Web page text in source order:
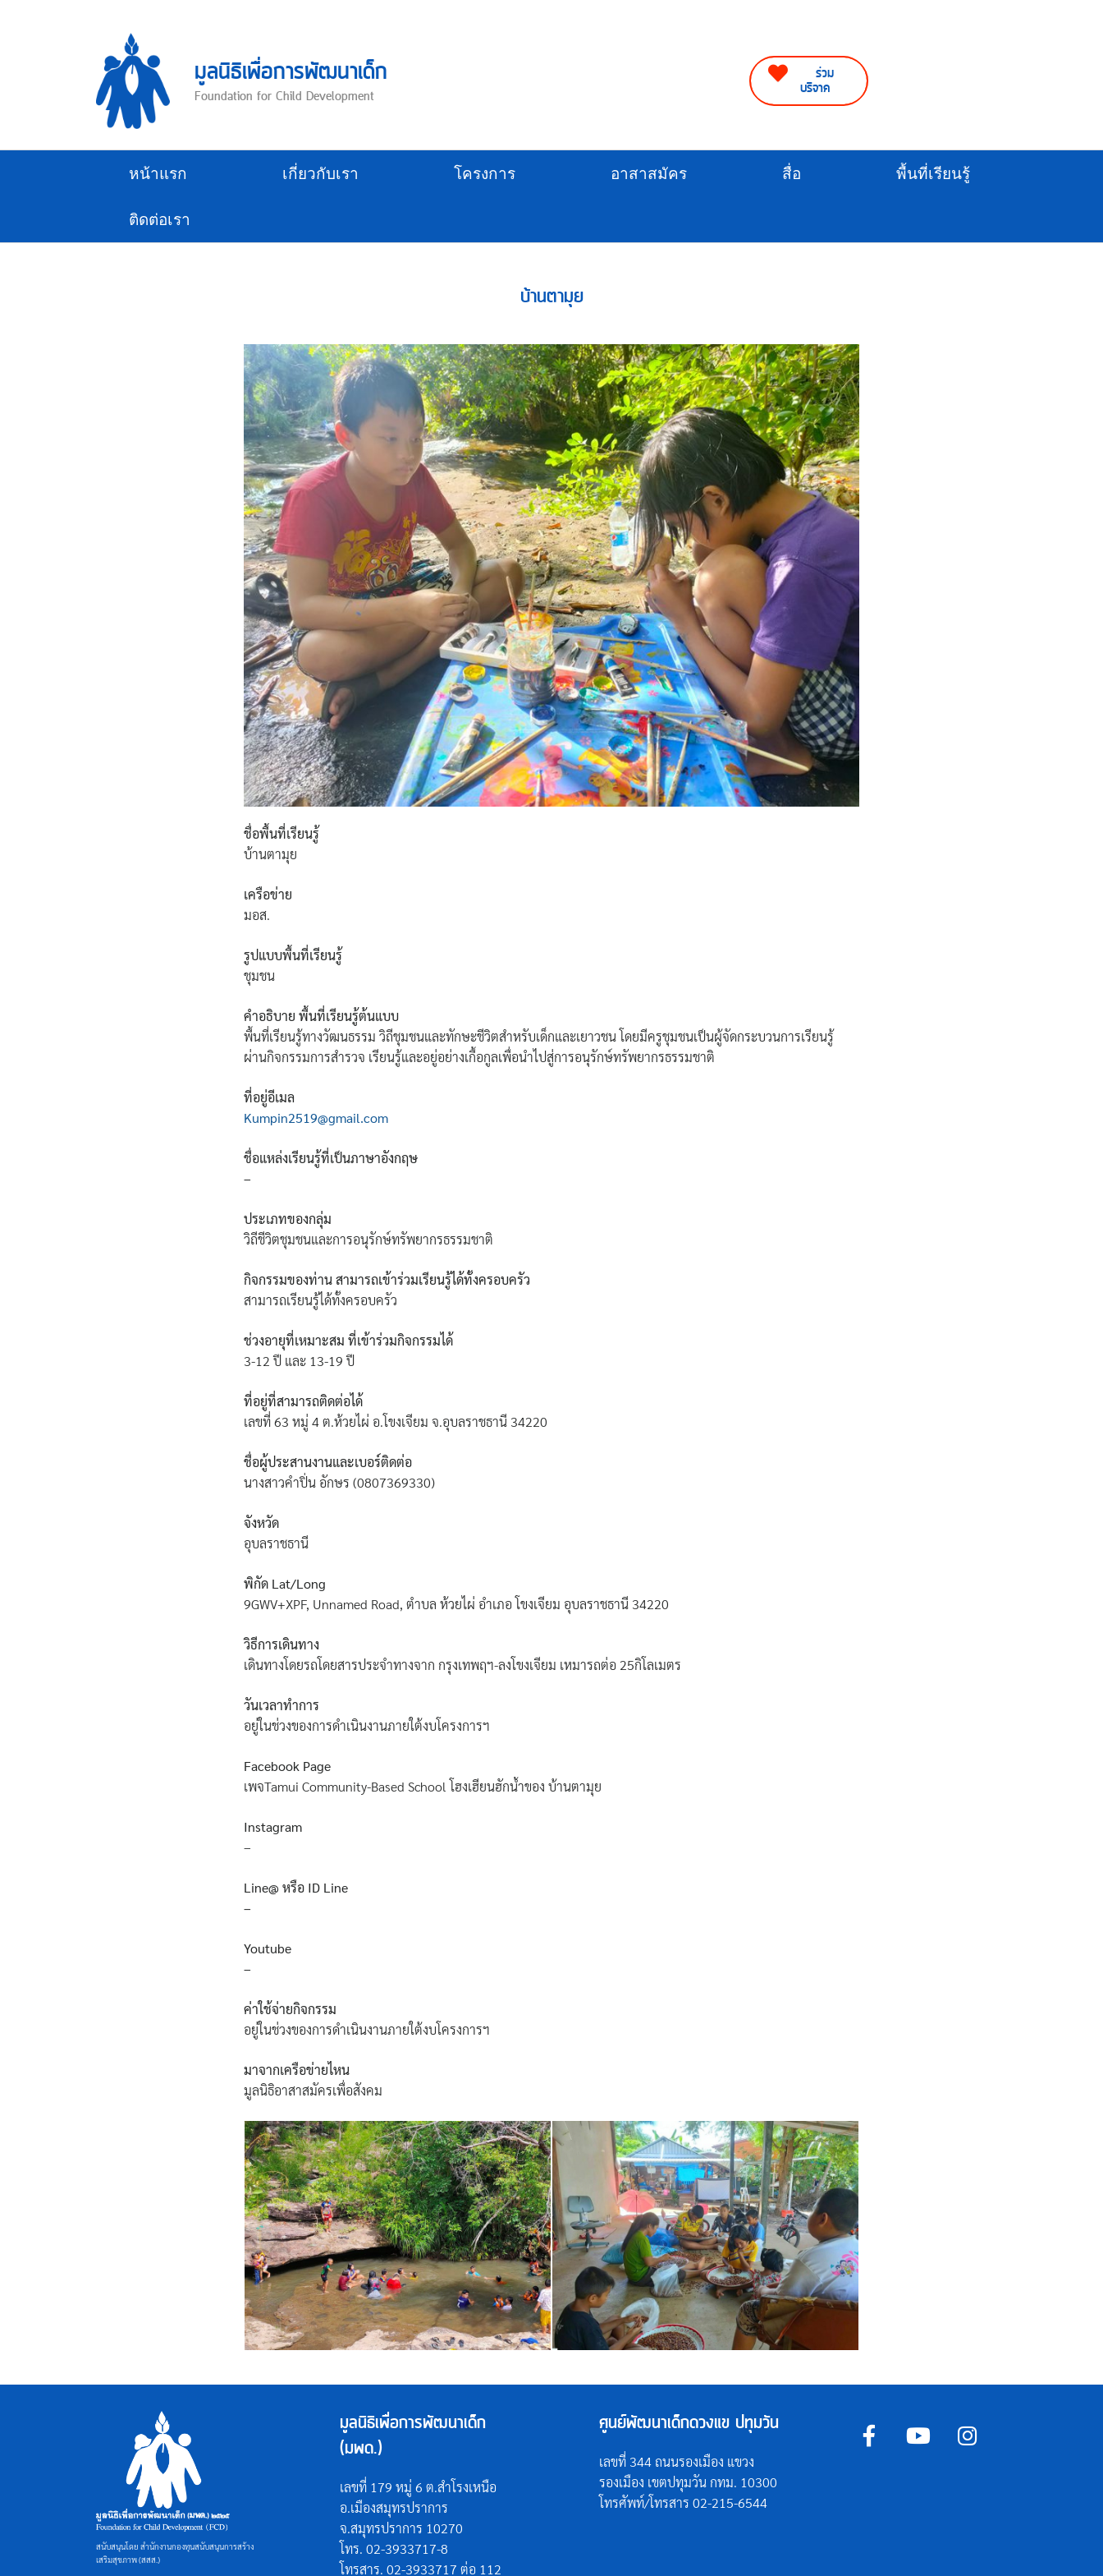
มูลนิธิเพื่อการพัฒนาเด็ก
Foundation for Child Development
ร่วม
บริจาค
หน้าแรก เกี่ยวกับเรา โครงการ อาสาสมัคร สื่อ พื้นที่เรียนรู้
ติดต่อเรา
บ้านตามุย
ชื่อพื้นที่เรียนรู้
บ้านตามุย
เครือข่าย
มอส.
รูปแบบพื้นที่เรียนรู้
ชุมชน
คำอธิบาย พื้นที่เรียนรู้ต้นแบบ
พื้นที่เรียนรู้ทางวัฒนธรรม วิถีชุมชนและทักษะชีวิตสำหรับเด็กและเยาวชน โดยมีครูชุมชนเป็นผู้จัดกระบวนการเรียนรู้
ผ่านกิจกรรมการสำรวจ เรียนรู้และอยู่อย่างเกื้อกูลเพื่อนำไปสู่การอนุรักษ์ทรัพยากรธรรมชาติ
ที่อยู่อีเมล
Kumpin2519@gmail.com
ชื่อแหล่งเรียนรู้ที่เป็นภาษาอังกฤษ
–
ประเภทของกลุ่ม
วิถีชีวิตชุมชนและการอนุรักษ์ทรัพยากรธรรมชาติ
กิจกรรมของท่าน สามารถเข้าร่วมเรียนรู้ได้ทั้งครอบครัว
สามารถเรียนรู้ได้ทั้งครอบครัว
ช่วงอายุที่เหมาะสม ที่เข้าร่วมกิจกรรมได้
3-12 ปี และ 13-19 ปี
ที่อยู่ที่สามารถติดต่อได้
เลขที่ 63 หมู่ 4 ต.ห้วยไผ่ อ.โขงเจียม จ.อุบลราชธานี 34220
ชื่อผู้ประสานงานและเบอร์ติดต่อ
นางสาวคำปิ่น อักษร (0807369330)
จังหวัด
อุบลราชธานี
พิกัด Lat/Long
9GWV+XPF, Unnamed Road, ตำบล ห้วยไผ่ อำเภอ โขงเจียม อุบลราชธานี 34220
วิธีการเดินทาง
เดินทางโดยรถโดยสารประจำทางจาก กรุงเทพฤฯ-ลงโขงเจียม เหมารถต่อ 25กิโลเมตร
วันเวลาทำการ
อยู่ในช่วงของการดำเนินงานภายใต้งบโครงการฯ
Facebook Page
เพจTamui Community-Based School โฮงเฮียนฮักน้ำของ บ้านตามุย
Instagram
–
Line@ หรือ ID Line
–
Youtube
–
ค่าใช้จ่ายกิจกรรม
อยู่ในช่วงของการดำเนินงานภายใต้งบโครงการฯ
มาจากเครือข่ายไหน
มูลนิธิอาสาสมัครเพื่อสังคม
สนับสนุนโดย สำนักงานกองทุนสนับสนุนการสร้าง
เสริมสุขภาพ (สสส.)
มูลนิธิเพื่อการพัฒนาเด็ก
(มพด.)
เลขที่ 179 หมู่ 6 ต.สำโรงเหนือ
อ.เมืองสมุทรปราการ
จ.สมุทรปราการ 10270
โทร. 02-3933717-8
โทรสาร. 02-3933717 ต่อ 112
ศูนย์พัฒนาเด็กดวงแข ปทุมวัน
เลขที่ 344 ถนนรองเมือง แขวง
รองเมือง เขตปทุมวัน กทม. 10300
โทรศัพท์/โทรสาร 02-215-6544